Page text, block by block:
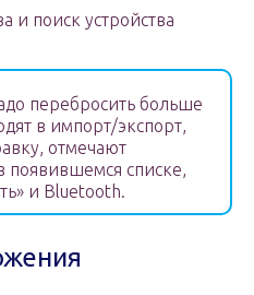
и поиск устройства
перебросить больше
в импорт/экспорт,
отмечают
появившемся списке,
и Bluetooth.